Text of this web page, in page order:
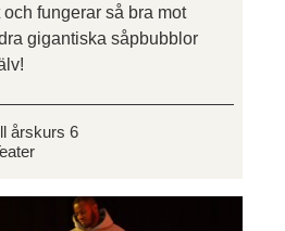
fungerar så bra mot
gigantiska såpbubblor
årskurs 6